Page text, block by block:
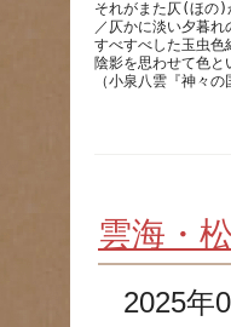
それがまた仄(ほの
／仄かに淡い夕暮れ
すべすべした玉虫
陰影を思わせて色
雲海・
2025